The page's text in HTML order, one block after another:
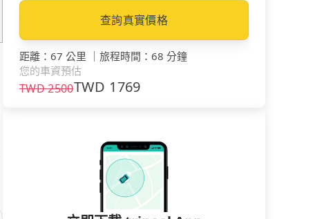
查詢真實價格
距離 ： 67 公里 ｜ 旅程時間 ： 68 分鐘
您的車資預估
TWD2500TWD 1769